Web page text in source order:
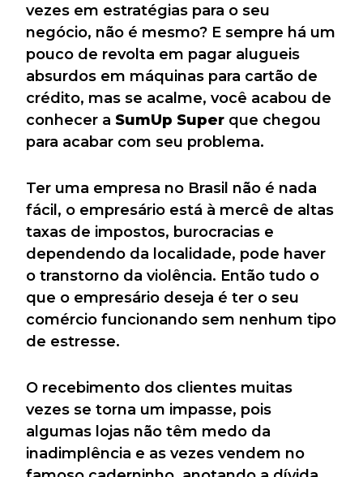
vezes em estratégias para o seu
negócio, não é mesmo? E sempre há um
pouco de revolta em pagar alugueis
absurdos em máquinas para cartão de
crédito, mas se acalme, você acabou de
conhecer a SumUp Super que chegou
para acabar com seu problema.
Ter uma empresa no Brasil não é nada
fácil, o empresário está à mercê de altas
taxas de impostos, burocracias e
dependendo da localidade, pode haver
o transtorno da violência. Então tudo o
que o empresário deseja é ter o seu
comércio funcionando sem nenhum tipo
de estresse.
O recebimento dos clientes muitas
vezes se torna um impasse, pois
algumas lojas não têm medo da
inadimplência e as vezes vendem no